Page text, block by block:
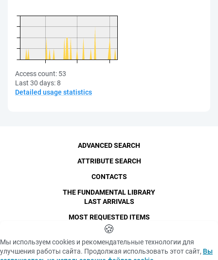
Access count: 53
Last 30 days:8
Detailed usage statistics
SPbPU, 1996-2026
Copyright and Personal Data
The photographs are
published with the
Privacy policy
ADVANCED SEARCH
ATTRIBUTE SEARCH
CONTACTS
THE FUNDAMENTAL LIBRARY
LAST ARRIVALS
MOST REQUESTED ITEMS
🍪
Мы используем cookies и рекомендательные технологии для
улучшения работы сайта. Продолжая использовать этот сайт, Вы